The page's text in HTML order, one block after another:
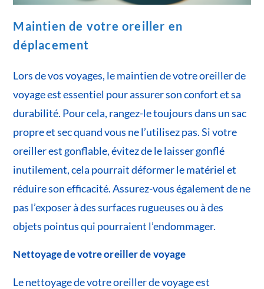
Maintien de votre oreiller en
déplacement
Lors de vos voyages, le maintien de votre oreiller de
voyage est essentiel pour assurer son confort et sa
durabilité. Pour cela, rangez-le toujours dans un sac
propre et sec quand vous ne l’utilisez pas. Si votre
oreiller est gonflable, évitez de le laisser gonflé
inutilement, cela pourrait déformer le matériel et
réduire son efficacité. Assurez-vous également de ne
pas l’exposer à des surfaces rugueuses ou à des
objets pointus qui pourraient l’endommager.
Nettoyage de votre oreiller de voyage
Le nettoyage de votre oreiller de voyage est